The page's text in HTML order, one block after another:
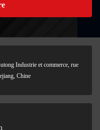
Industrie et commerce, rue
Chine